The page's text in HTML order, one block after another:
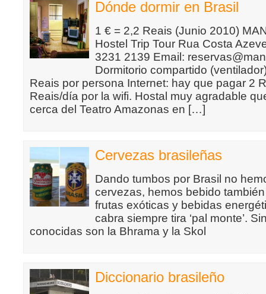
Dónde dormir en Brasil
1 € = 2,2 Reais (Junio 2010)
Hostel Trip Tour Rua Costa
3231 2139 Email:
Dormitorio compartido
Reais por persona Internet: hay que pagar 2
Reais/día por la wifi. Hostal muy agradable
cerca del Teatro Amazonas en […]
Cervezas brasileñas
Dando tumbos por Brasil no
cervezas, hemos bebido
frutas exóticas y bebidas
cabra siempre tira ‘pal monte’.
conocidas son la Bhrama y la Skol
Diccionario brasileño